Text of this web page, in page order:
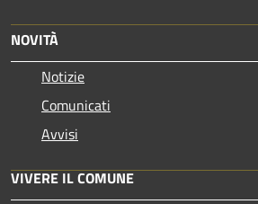
NOVITÀ
Notizie
Comunicati
Avvisi
VIVERE IL COMUNE